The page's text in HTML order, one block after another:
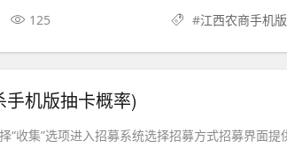
125 #江西农商手机版
机版抽卡概率)
“收集”选项进入招募系统选择招募方式招募界面提